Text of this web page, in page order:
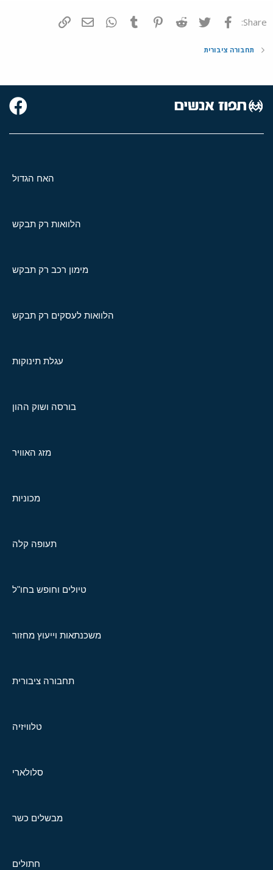
Share: פייסבוק Twitter
Reddit
Pinterest
Tumblr
WhatsAppדואר אלקטרוני
תחבורה ציבורית
האח הגדול
הלוואות רק תבקש
מימון רכב רק תבקש
הלוואות לעסקים רק תבקש
עגלת תינוקות
בורסה ושוק ההון
מזג האוויר
מכוניות
תעופה קלה
טיולים וחופש בחו"ל
משכנתאות וייעוץ מחזור
תחבורה ציבורית
טלוויזיה
סלולארי
מבשלים כשר
חתולים